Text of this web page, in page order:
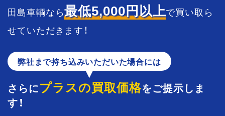
田島車輌なら最低5,000円以上で買い取ら
せていただきます！
弊社まで持ち込みいただいた場合には
さらにプラスの買取価格をご提示しま
す！